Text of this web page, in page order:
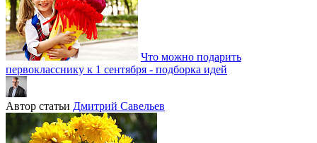
Что можно подарить
первокласснику к 1 сентября - подборка идей
Автор статьи Дмитрий Савельев